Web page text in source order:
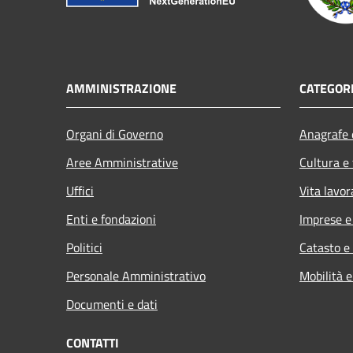
AMMINISTRAZIONE
Organi di Governo
Aree Amministrative
Uffici
Enti e fondazioni
Politici
Personale Amministrativo
Documenti e dati
Cultura
Vita
Imprese
Catasto
Mobilità
CONTATTI